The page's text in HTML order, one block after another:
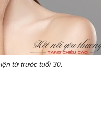
từ trước tuổi 30.